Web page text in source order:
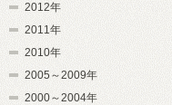
2012年
2011年
2010年
2005～2009年
2000～2004年